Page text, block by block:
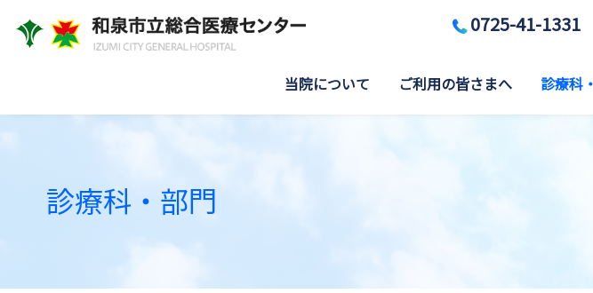
0725-41-1331
当院について ご利用の皆さまへ 診療科
診療科・部門